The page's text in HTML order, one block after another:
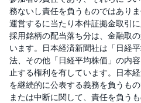
務ないし責任を負うものではあり
運営するに当たり本件証拠金取引
採用銘柄の配当落ち分は、金融取
います。日本経済新聞社は「日経
法、その他「日経平均株価」の内
止する権利を有しています。日本
を継続的に公表する義務を負うも
または中断に関して、責任を負うも